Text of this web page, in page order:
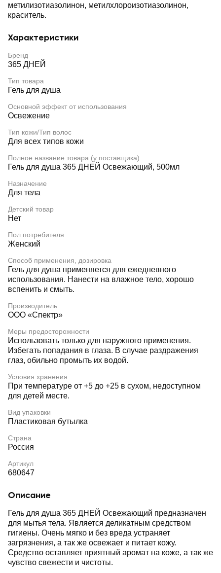
метилизотиазолинон, метилхлороизотиазолинон,
краситель.
Характеристики
Бренд
365 ДНЕЙ
Тип товара
Гель для душа
Основной эффект от использования
Освежение
Тип кожи/Тип волос
Для всех типов кожи
Полное название товара (у поставщика)
Гель для душа 365 ДНЕЙ Освежающий, 500мл
Назначение
Для тела
Детский товар
Нет
Пол потребителя
Женский
Способ применения, дозировка
Гель для душа применяется для ежедневного
использования. Нанести на влажное тело, хорошо
вспенить и смыть.
Производитель
ООО «Спектр»
Меры предосторожности
Использовать только для наружного применения.
Избегать попадания в глаза. В случае раздражения
глаз, обильно промыть их водой.
Условия хранения
При температуре от +5 до +25 в сухом, недоступном
для детей месте.
Вид упаковки
Пластиковая бутылка
Страна
Россия
Артикул
680647
Описание
Гель для душа 365 ДНЕЙ Освежающий предназначен
для мытья тела. Является деликатным средством
гигиены. Очень мягко и без вреда устраняет
загрязнения, а так же освежает и питает кожу.
Средство оставляет приятный аромат на коже, а так же
чувство свежести и чистоты.